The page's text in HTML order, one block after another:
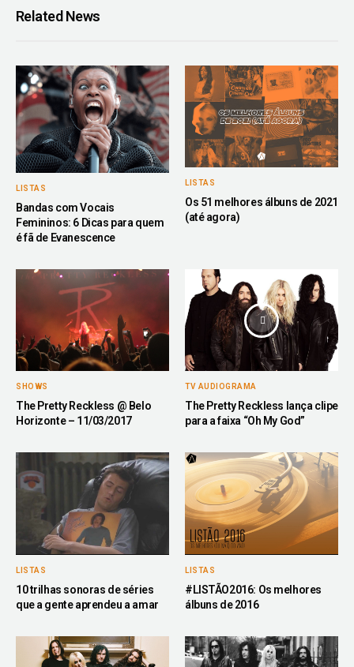
Related News
LISTAS
Bandas com Vocais
Femininos: 6 Dicas para quem
é fã de Evanescence
LISTAS
Os 51 melhores álbuns de 2021
(até agora)
SHOWS
The Pretty Reckless @ Belo
Horizonte – 11/03/2017
TV AUDIOGRAMA
The Pretty Reckless lança clipe
para a faixa “Oh My God”
LISTAS
10 trilhas sonoras de séries
que a gente aprendeu a amar
LISTAS
#LISTÃO2016: Os melhores
álbuns de 2016